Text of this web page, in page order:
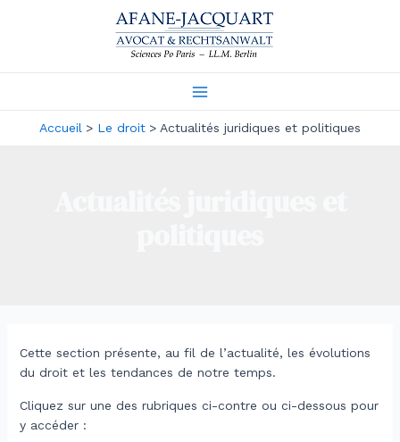
Menu
Accueil Le droit Actualités juridiques et politiques
Cette section présente, au fil de l’actualité, les évolutions
du droit et les tendances de notre temps.
Cliquez sur une des rubriques ci-contre ou ci-dessous pour
y accéder :